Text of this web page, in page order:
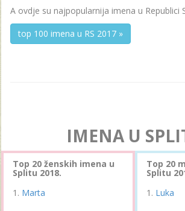
A ovdje su najpopularnija imena u Republici
top 100 imena u RS 2017 »
IMENA U
Top 20 ženskih imena u
Splitu 2018.
Marta
Top 20
Splitu
Luka